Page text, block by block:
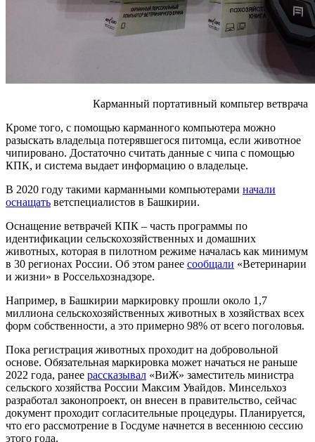
Карманный портативный компьтер ветврача
Кроме того, с помощью карманного компьютера можно
разыскать владельца потерявшегося питомца, если животное
чипировано. Достаточно считать данные с чипа с помощью
КПК, и система выдает информацию о владельце.
В 2020 году такими карманными компьютерами начали
оснащать ветспециалистов в Башкирии.
Оснащение ветврачей КПК – часть программы по
идентификации сельскохозяйственных и домашних
животных, которая в пилотном режиме началась как минимум
в 30 регионах России. Об этом ранее сообщали «Ветеринарии
и жизни» в Россельхознадзоре.
Например, в Башкирии маркировку прошли около 1,7
миллиона сельскохозяйственных животных в хозяйствах всех
форм собственности, а это примерно 98% от всего поголовья.
Пока регистрация животных проходит на добровольной
основе. Обязательная маркировка может начаться не раньше
2022 года, ранее рассказывал «ВиЖ» заместитель министра
сельского хозяйства России Максим Увайдов. Минсельхоз
разработал законопроект, он внесен в правительство, сейчас
документ проходит согласительные процедуры. Планируется,
что его рассмотрение в Госдуме начнется в весеннюю сессию
этого года.